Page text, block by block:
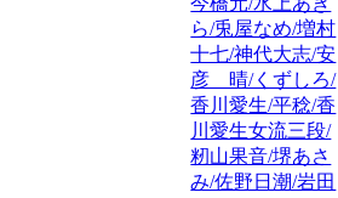
ら/兎屋なめ/増村
十七/神代大志/安
彦 晴/くずしろ/
香川愛生/平稔/香
川愛生女流三段/
籾山果音/堺あさ
み/佐野日潮/岩田